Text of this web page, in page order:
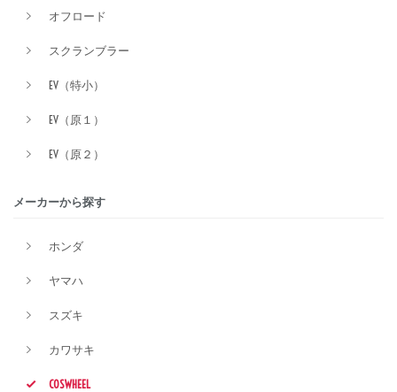
オフロード
スクランブラー
EV（特小）
EV（原１）
EV（原２）
メーカーから探す
ホンダ
ヤマハ
スズキ
カワサキ
COSWHEEL